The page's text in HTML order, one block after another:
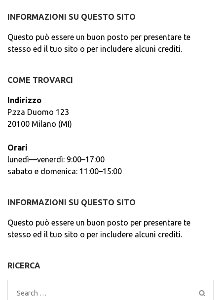
INFORMAZIONI SU QUESTO SITO
Questo può essere un buon posto per presentare te
stesso ed il tuo sito o per includere alcuni crediti.
COME TROVARCI
Indirizzo
P.zza Duomo 123
20100 Milano (MI)
Orari
lunedì—venerdì: 9:00–17:00
sabato e domenica: 11:00–15:00
INFORMAZIONI SU QUESTO SITO
Questo può essere un buon posto per presentare te
stesso ed il tuo sito o per includere alcuni crediti.
RICERCA
Search